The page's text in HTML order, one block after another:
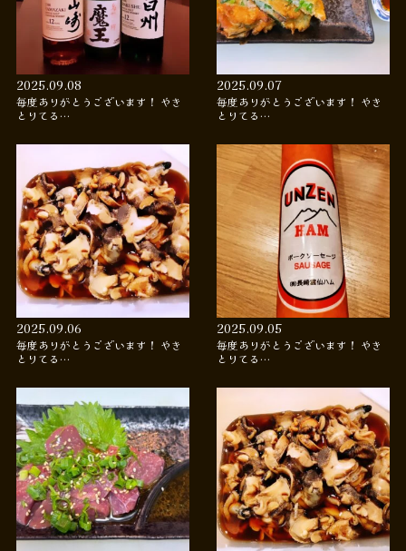
2025.09.08
毎度ありがとうございます！ やき
とりてる…
2025.09.07
毎度ありがとうございます！ やき
とりてる…
2025.09.06
毎度ありがとうございます！ やき
とりてる…
2025.09.05
毎度ありがとうございます！ やき
とりてる…